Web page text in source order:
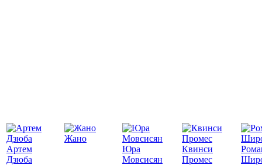
Артем
Дзюба
Жано
Юра
Мовсисян
Квинси
Промес